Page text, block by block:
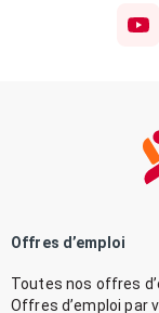
Offres d’emploi
Toutes nos offres
Offres d’emploi par